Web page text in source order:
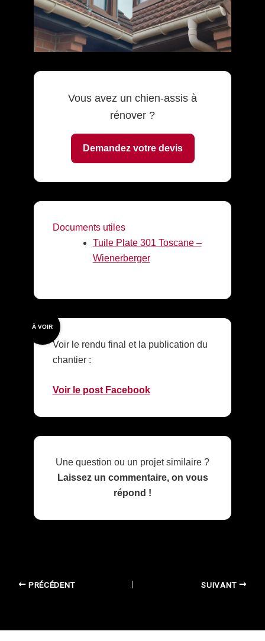
Vous avez un chien-assis à
rénover ?
Demandez votre devis
Documents utiles
Tuile Plate 301 Toscane –
Wienerberger
À VOIR
Voir le rendu final et la publication du
chantier :
Voir le post Facebook
Une question ou un projet similaire ?
Laissez un commentaire, on vous
répond !
PRÉCÉDENT SUIVANT